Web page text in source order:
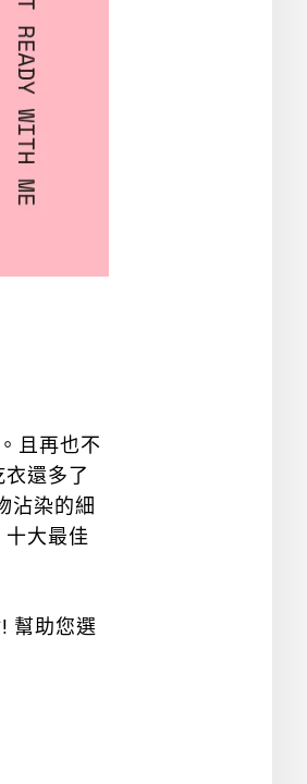
且再也不
還多了
沾染的細
大最佳
幫助您選